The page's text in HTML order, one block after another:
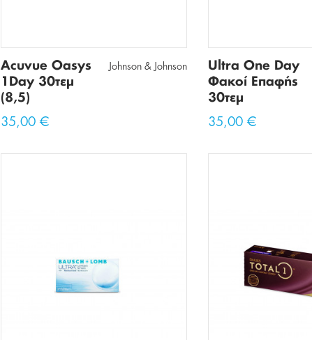
Acuvue Oasys
1Day 30τεμ
(8,5)
Johnson & Johnson
35,00 €
Ultra One Day
Φακοί Επαφής
30τεμ
35,00 €